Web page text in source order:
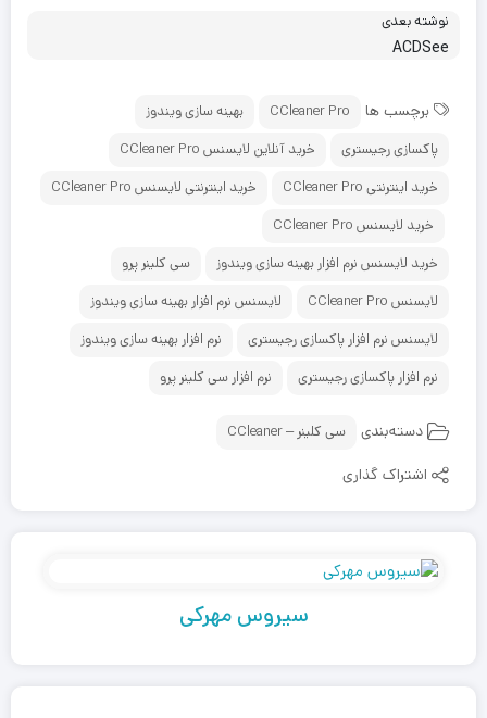
نوشته بعدی
ACDSee
برچسب ها CCleaner Pro
بهینه سازی ویندوز
پاکسازی رجیستری
خرید آنلاین لایسنس CCleaner Pro
خرید اینترنتی CCleaner Pro
خرید اینترنتی لایسنس CCleaner Pro
خرید لایسنس CCleaner Pro
خرید لایسنس نرم افزار بهینه سازی ویندوز
سی کلینر پرو
لایسنس CCleaner Pro
لایسنس نرم افزار بهینه سازی ویندوز
لایسنس نرم افزار پاکسازی رجیستری
نرم افزار بهینه سازی ویندوز
نرم افزار پاکسازی رجیستری
نرم افزار سی کلینر پرو
دسته‌بندی سی کلینر – CCleaner
اشتراک گذاری
سیروس مهرکی